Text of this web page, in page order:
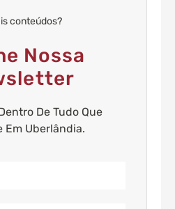
conteúdos?
Nossa
De Tudo Que
Em Uberlândia.